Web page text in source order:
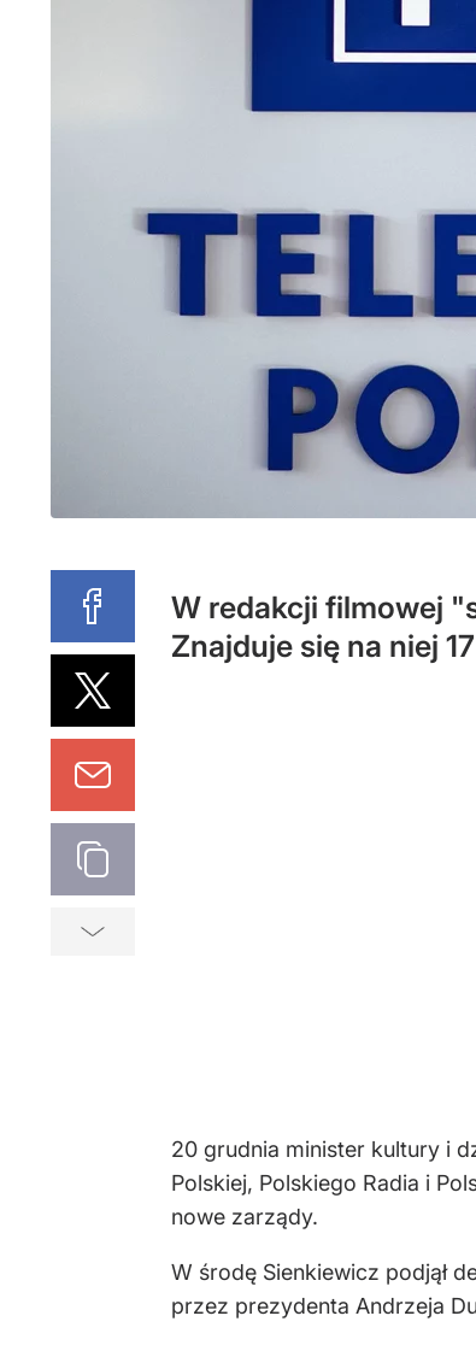
W redakcji filmowej
Znajduje się na niej
20 grudnia minister kultury i
Polskiej, Polskiego Radia i
nowe zarządy.
W środę Sienkiewicz podjął
przez prezydenta Andrzeja